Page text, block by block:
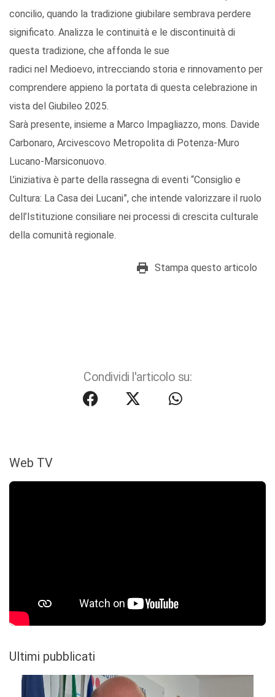
concilio, quando la tradizione giubilare sembrava perdere
significato. Analizza le continuità e le discontinuità di
questa tradizione, che affonda le sue
radici nel Medioevo, intrecciando storia e rinnovamento per
comprendere appieno la portata di questa celebrazione in
vista del Giubileo 2025.
Sarà presente, insieme a Marco Impagliazzo, mons. Davide
Carbonaro, Arcivescovo Metropolita di Potenza-Muro
Lucano-Marsiconuovo.
L’iniziativa è parte della rassegna di eventi “Consiglio e
Cultura: La Casa dei Lucani”, che intende valorizzare il ruolo
dell’Istituzione consiliare nei processi di crescita culturale
della comunità regionale.
Stampa questo articolo
Condividi l'articolo su:
Web TV
Ultimi pubblicati